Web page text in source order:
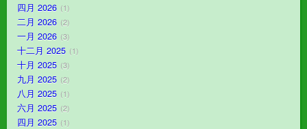
四月 2026 1
二月 2026 2
一月 2026 3
十二月 2025 1
十月 2025 3
九月 2025 2
八月 2025 1
六月 2025 2
四月 2025 1